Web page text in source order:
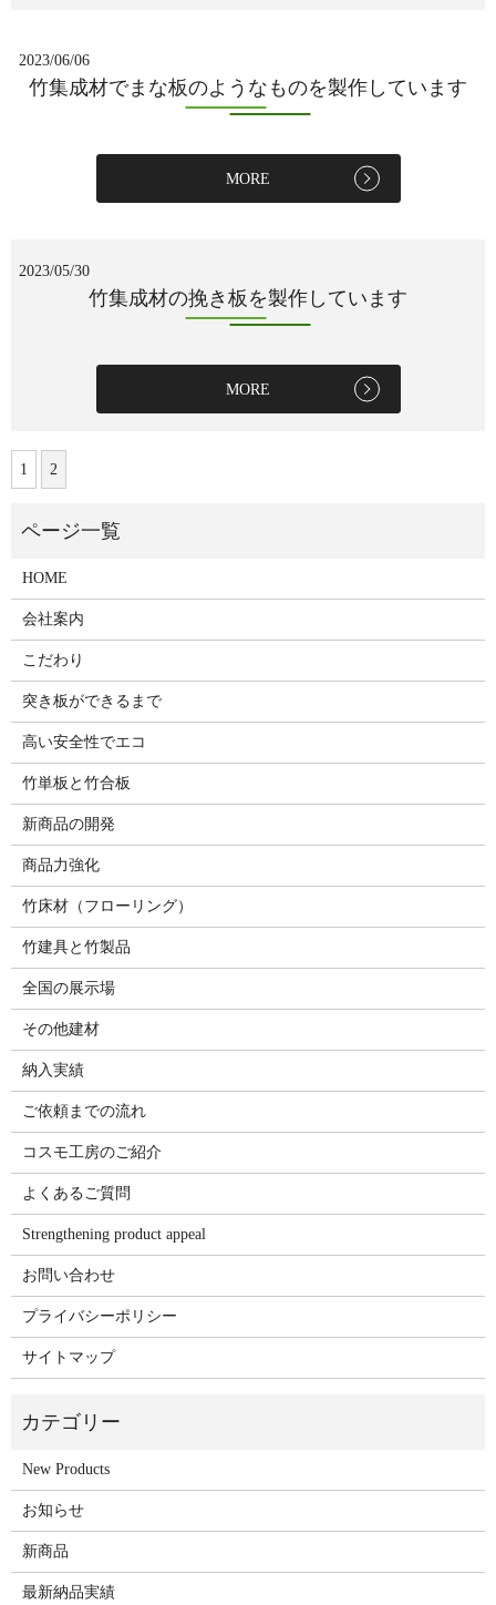
2023/06/06
竹集成材でまな板のようなものを製作しています
MORE
2023/05/30
竹集成材の挽き板を製作しています
MORE
1 2
HOME
会社案内
こだわり
突き板ができるまで
高い安全性でエコ
竹単板と竹合板
新商品の開発
商品力強化
竹床材（フローリング）
竹建具と竹製品
全国の展示場
その他建材
納入実績
ご依頼までの流れ
コスモ工房のご紹介
よくあるご質問
Strengthening product appeal
お問い合わせ
プライバシーポリシー
サイトマップ
New Products
お知らせ
新商品
最新納品実績